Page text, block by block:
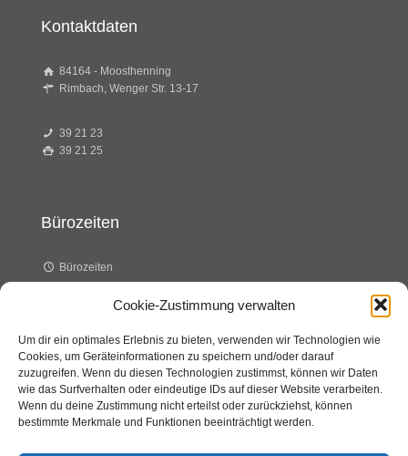
Cookie-Zustimmung verwalten
Um dir ein optimales Erlebnis zu bieten, verwenden wir Technologien wie
Cookies, um Geräteinformationen zu speichern und/oder darauf
zuzugreifen. Wenn du diesen Technologien zustimmst, können wir Daten
wie das Surfverhalten oder eindeutige IDs auf dieser Website verarbeiten.
Wenn du deine Zustimmung nicht erteilst oder zurückziehst, können
bestimmte Merkmale und Funktionen beeinträchtigt werden.
Kontaktdaten
84164 - Moosthenning
Rimbach, Wenger Str. 13-17
39 21 23
39 21 25
Bürozeiten
Bürozeiten
Dienstag 8.00 – 14.00 Uhr
Donnerstag 8.00 – 12.00 Uhr